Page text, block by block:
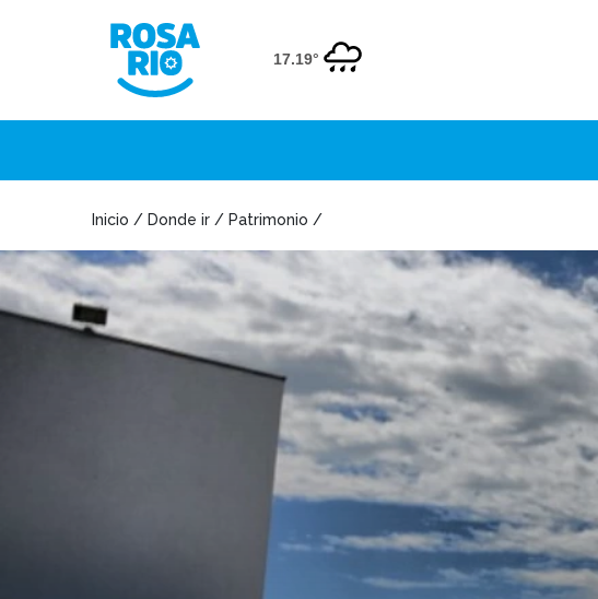
17.19°
Inicio / Donde ir / Patrimonio /